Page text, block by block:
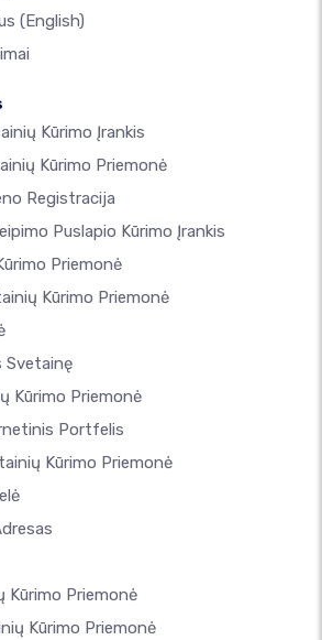
(English)
Kūrimo Įrankis
Kūrimo Priemonė
Registracija
Puslapio Kūrimo Įrankis
Priemonė
Kūrimo Priemonė
Svetainę
Kūrimo Priemonė
Portfelis
Kūrimo Priemonė
Kūrimo Priemonė
Kūrimo Priemonė